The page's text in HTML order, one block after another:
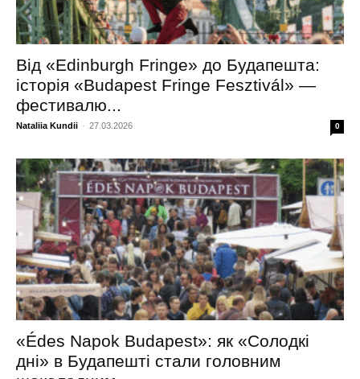
Від «Edinburgh Fringe» до Будапешта:
історія «Budapest Fringe Fesztivál» —
фестивалю...
Nataliia Kundii - 27.03.2026 0
«Édes Napok Budapest»: як «Солодкі
дні» в Будапешті стали головним